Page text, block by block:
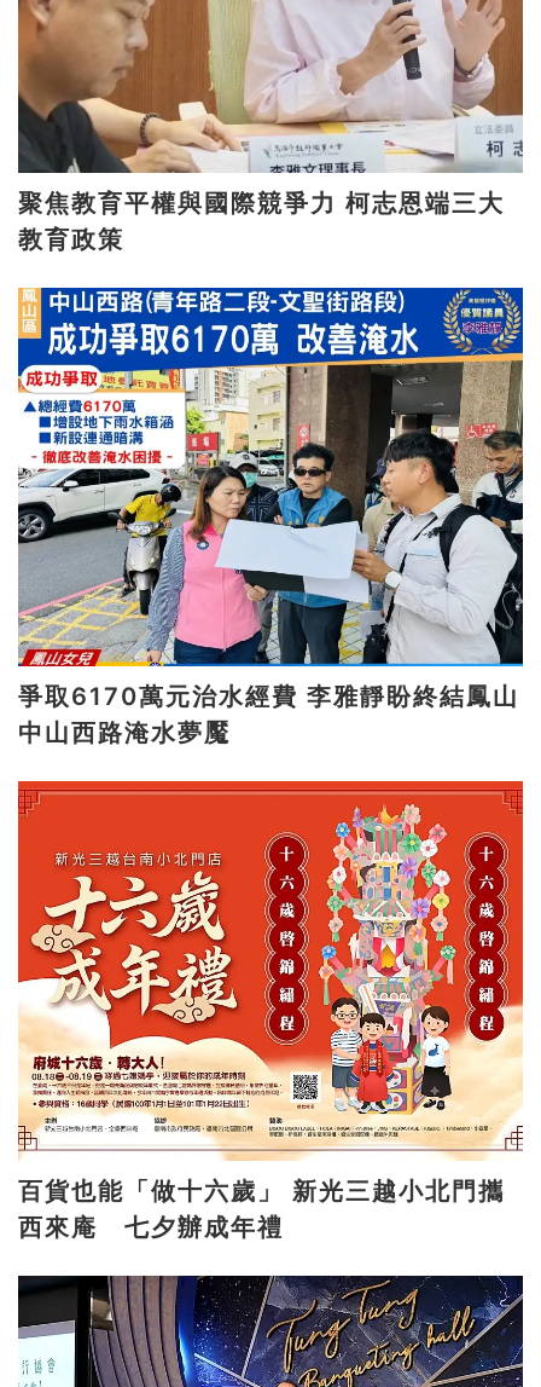
聚焦教育平權與國際競爭力 柯志恩端三大
教育政策
爭取6170萬元治水經費 李雅靜盼終結鳳山
中山西路淹水夢魘
百貨也能「做十六歲」 新光三越小北門攜
西來庵 七夕辦成年禮